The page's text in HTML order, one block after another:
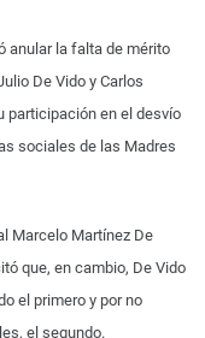
anular la falta de mérito
De Vido y Carlos
participación en el desvío
sociales de las Madres
Marcelo Martínez De
que, en cambio, De Vido
el primero y por no
el segundo.